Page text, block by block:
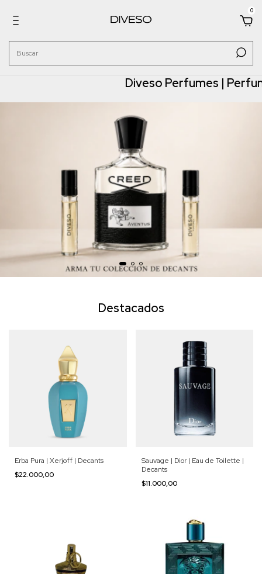
0
Diveso Perfumes | Perfumes
Destacados
Erba Pura | Xerjoff | Decants
$22.000,00
Sauvage | Dior | Eau de Toilette |
Decants
$11.000,00